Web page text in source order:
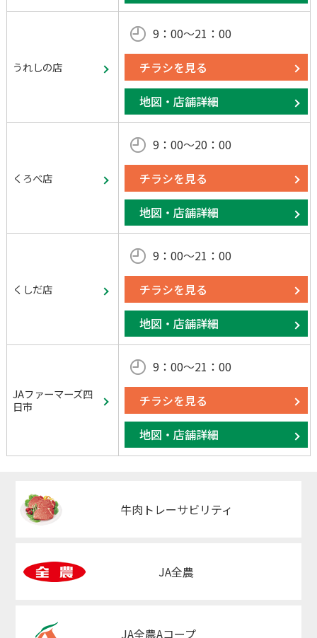
うれしの店
9：00～21：00
チラシを見る
地図・店舗詳細
くろべ店
9：00～20：00
チラシを見る
地図・店舗詳細
くしだ店
9：00～21：00
チラシを見る
地図・店舗詳細
JAファーマーズ四
日市
9：00～21：00
チラシを見る
地図・店舗詳細
牛肉トレーサビリティ
JA全農
JA全農Aコープ